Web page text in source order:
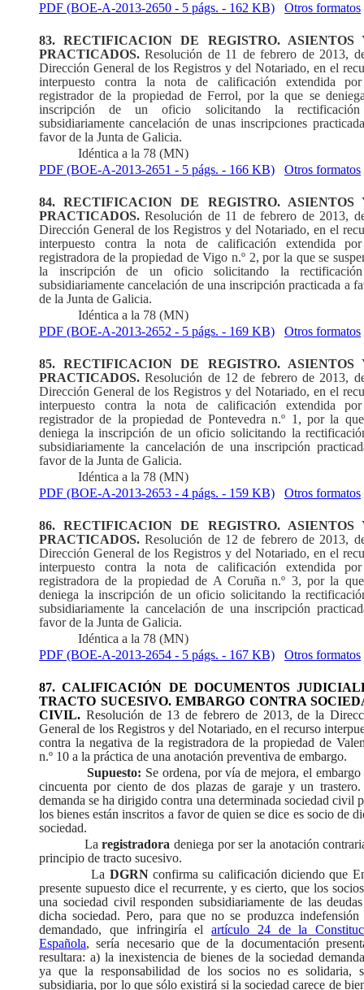
PDF (BOE-A-2013-2650 - 5 págs. - 162 KB)
Otros formatos
83. RECTIFICACION DE REGISTRO. ASIENTOS
PRACTICADOS. Resolución de 11 de febrero de 2013,
Dirección General de los Registros y del Notariado, en el
interpuesto contra la nota de calificación extendida
registrador de la propiedad de Ferrol, por la que se
inscripción de un oficio solicitando la
subsidiariamente cancelación de unas inscripciones
favor de la Junta de Galicia.
Idéntica a la 78 (MN)
PDF (BOE-A-2013-2651 - 5 págs. - 166 KB)
Otros formatos
84. RECTIFICACION DE REGISTRO. ASIENTOS
PRACTICADOS. Resolución de 11 de febrero de 2013,
Dirección General de los Registros y del Notariado, en el
interpuesto contra la nota de calificación extendida
registradora de la propiedad de Vigo n.º 2, por la que se
la inscripción de un oficio solicitando la
subsidiariamente cancelación de una inscripción practicada a
de la Junta de Galicia.
Idéntica a la 78 (MN)
PDF (BOE-A-2013-2652 - 5 págs. - 169 KB)
Otros formatos
85. RECTIFICACION DE REGISTRO. ASIENTOS
PRACTICADOS. Resolución de 12 de febrero de 2013,
Dirección General de los Registros y del Notariado, en el
interpuesto contra la nota de calificación extendida
registrador de la propiedad de Pontevedra n.º 1, por la
deniega la inscripción de un oficio solicitando la
subsidiariamente la cancelación de una inscripción
favor de la Junta de Galicia.
Idéntica a la 78 (MN)
PDF (BOE-A-2013-2653 - 4 págs. - 159 KB)
Otros formatos
86. RECTIFICACION DE REGISTRO. ASIENTOS
PRACTICADOS. Resolución de 12 de febrero de 2013,
Dirección General de los Registros y del Notariado, en el
interpuesto contra la nota de calificación extendida
registradora de la propiedad de A Coruña n.º 3, por la
deniega la inscripción de un oficio solicitando la
subsidiariamente la cancelación de una inscripción
favor de la Junta de Galicia.
Idéntica a la 78 (MN)
PDF (BOE-A-2013-2654 - 5 págs. - 167 KB)
Otros formatos
87. CALIFICACIÓN DE DOCUMENTOS
TRACTO SUCESIVO. EMBARGO CONTRA
CIVIL. Resolución de 13 de febrero de 2013, de la
General de los Registros y del Notariado, en el recurso
contra la negativa de la registradora de la propiedad de
n.º 10 a la práctica de una anotación preventiva de embargo.
Supuesto: Se ordena, por vía de mejora, el embargo
cincuenta por ciento de dos plazas de garaje y un
demanda se ha dirigido contra una determinada sociedad civil
los bienes están inscritos a favor de quien se dice es socio de
sociedad.
Laregistradora deniega por ser la anotación
principio de tracto sucesivo.
La DGRNconfirma su calificación diciendo que
presente supuesto dice el recurrente, y es cierto, que los
una sociedad civil responden subsidiariamente de las
dicha sociedad. Pero, para que no se produzca indefensión
demandado, que infringiría el artículo 24 de la
Española, sería necesario que de la documentación
resultara: a) la inexistencia de bienes de la sociedad
ya que la responsabilidad de los socios no es solidaria,
subsidiaria, por lo que sólo existirá si la sociedad carece de